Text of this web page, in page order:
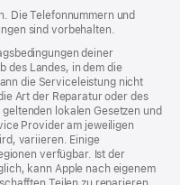
Die Telefonnummern und
sind vorbehalten.
deiner
des Landes, in dem die
die Serviceleistung nicht
Art der Reparatur oder des
lokalen Gesetzen und
Provider am jeweiligen
variieren. Einige
verfügbar. Ist der
kann Apple nach eigenem